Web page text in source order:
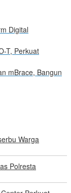
Digital
T, Perkuat
mBrace, Bangun
Warga
Polresta